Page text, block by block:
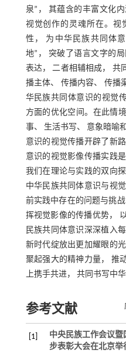
泉”， 其蕴含的丰富文化
视觉创作的灵魂所在。视
性， 为中华民族共同体
地”， 突破了语言文字的
表达， 二者相辅相成， 共
播主体、 传播内容、 传播
华民族共同体意识的视觉
方面的优化空间。在此情
事、 生活书写、 意象暗喻
意识的视觉传播开辟了新
意识的视觉影像传播实践
我们在理论与实践的双向
中华民族共同体意识与视
前实践中存在的问题与挑
挥视觉影像的传播优势，
民族共同体意识深深植入
新时代绽放出更加耀眼的
聚起强大的精神力量， 推
上携手共进， 共同书写中
参考文献
[1]
中央民族工作会议
步表彰大会在北京举